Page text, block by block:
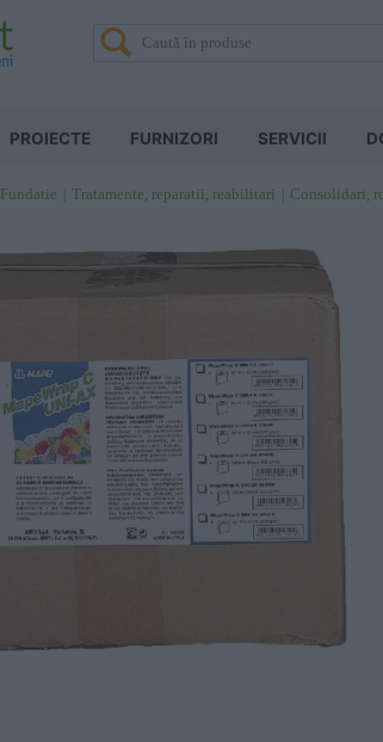
PROIECTE FURNIZORI SERVICII
Fundatie Tratamente, reparatii, reabilitari Consolidari,